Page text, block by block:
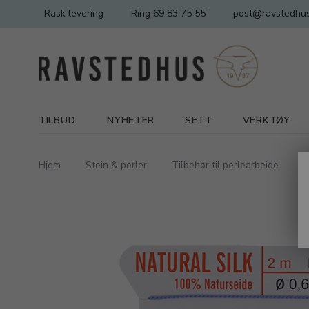
Rask levering Ring 69 83 75 55
TILBUD NYHETER SETT VERKTØY
Hjem Stein & perler Tilbehør til perlearbeide